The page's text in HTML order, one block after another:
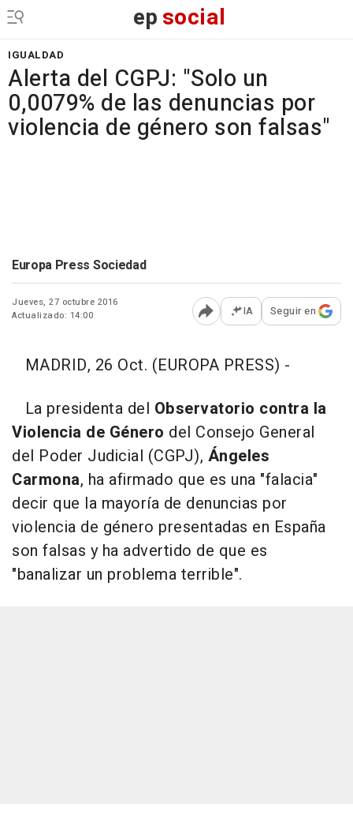
epsocial
IGUALDAD
Alerta del CGPJ: "Solo un
0,0079% de las denuncias por
violencia de género son falsas"
Europa Press Sociedad
Jueves, 27 octubre 2016
Actualizado: 14:00
Abrir opciones para
IA Seguir en
MADRID, 26 Oct. (EUROPA PRESS) -
La presidenta del Observatorio contra la
Violencia de Género del Consejo General
del Poder Judicial (CGPJ), Ángeles
Carmona, ha afirmado que es una "falacia"
decir que la mayoría de denuncias por
violencia de género presentadas en España
son falsas y ha advertido de que es
"banalizar un problema terrible".